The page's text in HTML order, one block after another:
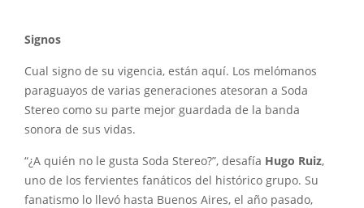
Signos
Cual signo de su vigencia, están aquí. Los melómanos
paraguayos de varias generaciones atesoran a Soda
Stereo como su parte mejor guardada de la banda
sonora de sus vidas.
“¿A quién no le gusta Soda Stereo?”, desafía Hugo Ruiz,
uno de los fervientes fanáticos del histórico grupo. Su
fanatismo lo llevó hasta Buenos Aires, el año pasado,